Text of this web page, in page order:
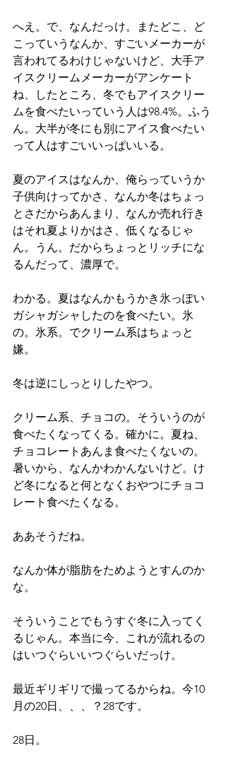
へえ。で、なんだっけ。またどこ、ど
こっていうなんか、すごいメーカーが
言われてるわけじゃないけど、大手ア
イスクリームメーカーがアンケート
ね、したところ、冬でもアイスクリー
ムを食べたいっていう人は98.4%。ふう
ん。大半が冬にも別にアイス食べたい
って人はすごいいっぱいいる。
夏のアイスはなんか、俺らっていうか
子供向けってかさ、なんか冬はちょっ
とさだからあんまり、なんか売れ行き
はそれ夏よりかはさ、低くなるじゃ
ん。うん。だからちょっとリッチにな
るんだって、濃厚で。
わかる。夏はなんかもうかき氷っぽい
ガシャガシャしたのを食べたい。氷
の。氷系。でクリーム系はちょっと
嫌。
冬は逆にしっとりしたやつ。
クリーム系、チョコの。そういうのが
食べたくなってくる。確かに。夏ね、
チョコレートあんま食べたくないの。
暑いから、なんかわかんないけど。け
ど冬になると何となくおやつにチョコ
レート食べたくなる。
ああそうだね。
なんか体が脂肪をためようとすんのか
な。
そういうことでもうすぐ冬に入ってく
るじゃん。本当に今、これが流れるの
はいつぐらいいつぐらいだっけ。
最近ギリギリで撮ってるからね。今10
月の20日、、、？28です。
28日。